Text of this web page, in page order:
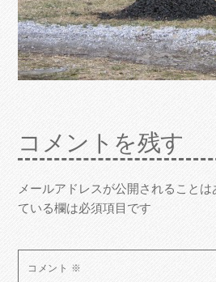
コメントを残す
メールアドレスが公開されることは
ている欄は必須項目です
コメント ※